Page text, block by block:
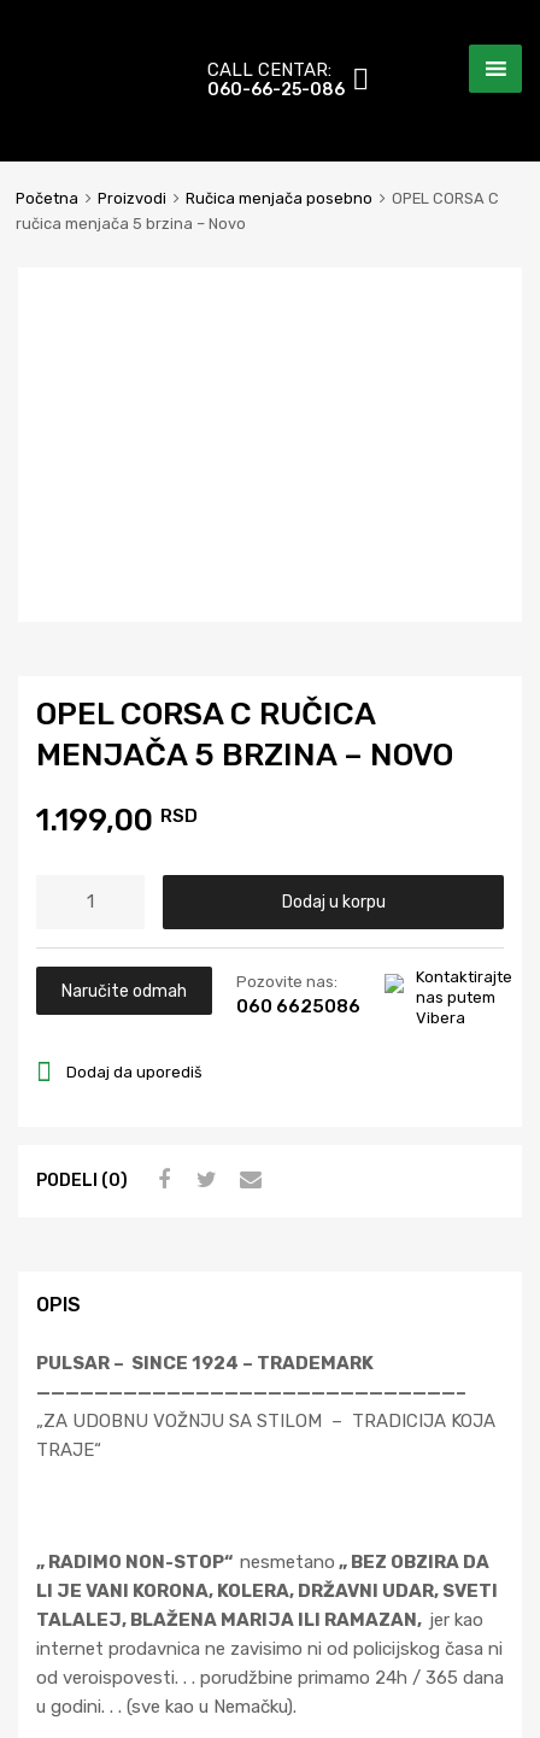
CALL CENTAR:
060-66-25-086
Početna Proizvodi Ručica menjača posebno
OPEL CORSA C
ručica menjača 5 brzina – Novo
OPEL CORSA C RUČICA
MENJAČA 5 BRZINA – NOVO
1.199,00 RSD
Dodaj u korpu
Naručite odmah Pozovite nas:
060 6625086
Kontaktirajte
nas putem
Vibera
Dodaj da uporediš
PODELI (0)
OPIS
PULSAR – SINCE 1924 – TRADEMARK
—————————————————————————————–
„ZA UDOBNU VOŽNJU SA STILOM – TRADICIJA KOJA
TRAJE“
„ RADIMO NON-STOP“ nesmetano „ BEZ OBZIRA DA
LI JE VANI KORONA, KOLERA, DRŽAVNI UDAR, SVETI
TALALEJ, BLAŽENA MARIJA ILI RAMAZAN, jer kao
internet prodavnica ne zavisimo ni od policijskog časa ni
od veroispovesti. . . porudžbine primamo 24h / 365 dana
u godini. . . (sve kao u Nemačku).